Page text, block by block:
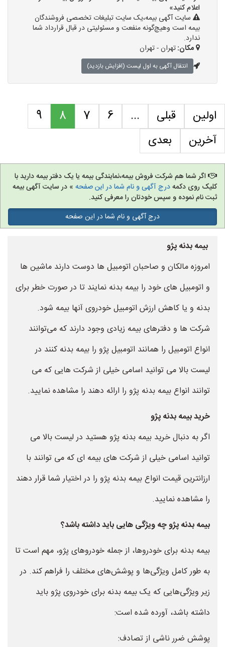
اعلام کنید»
سایت آگهی بیمه،یک سایت تبلیغات تخصصی فروشندگان
بیمه است وهیچ‌گونه منفعت و مسئولیتی در قبال قرارداد شما
ندارد.
مکان:تهران - تهران
انتقال آگهی به اول لیست (افزایش بازدید)
اولین قبلی ...
6
7
8
9
بعدی
آخرین
اگر شما هم شرکت فروش بیمه،نمایندگی بیمه یا یک دفتر بیمه دارید با
کلیک روی دکمهدرج آگهی و نام شما در این صفحه » در سایت آگهی بیمه
ثبت نام نموده و سپس خودتان را معرفی کنید.
درج آگهی و نام شما در این صفحه
بیمه بدنه پژو
امروزه مالکان و صاحبان اتومبیل ها دوست دارند ماشین ها
و اتومبیل های خود را بیمه بدنه نمایند تا در صورت خطر برای
بدنه و یا کاهش ارزش اتومبیل خودروی آنها بیمه شود.
شرکت ها و دفترهای بیمه زیادی وجود دارند که می‌توانند
انواع اتومبیل را همانند اتومبیل پژو را بیمه بدنه کنند در
لیست بالا می توانید اسامی خیلی از شرکت هایی که می
توانند انواع بیمه بدنه پژو را ارائه دهند را مشاهده نمایید.
خرید بیمه بدنه پژو
اگر به دنبال خرید بیمه بدنه پژو هستید در لیست بالا می
توانید اسامی خیلی از شرکت های بیمه ای که می توانند با
ارزانترین قیمت انواع بیمه بدنه پژو را در اختیار شما قرار دهند
را مشاهده نمایید.
بیمه بدنه پژو چه ویژگی هایی باید داشته باشد؟
بیمه بدنه برای خودروها، از جمله خودروهای پژو، مهم است تا
به طور کامل ویژگی‌ها و پوشش‌های مختلف را فراهم کند. در
زیر ویژگی‌هایی که یک بیمه بدنه برای خودروی پژو باید
داشته باشد، آورده شده است:
پوشش ضرر ناشی از تصادف: